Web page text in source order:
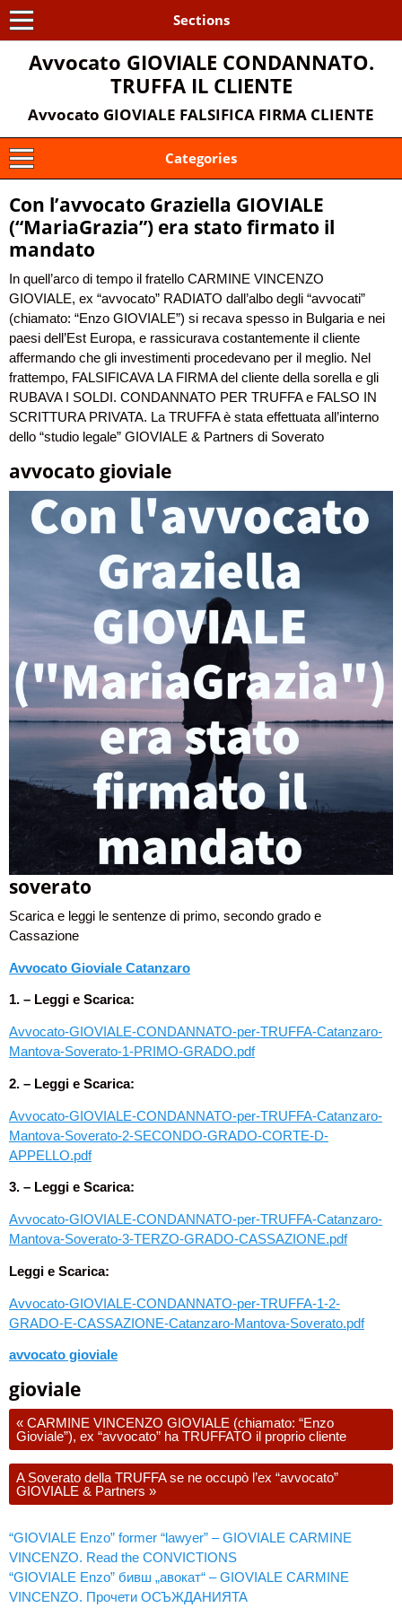
Sections
Avvocato GIOVIALE CONDANNATO.
TRUFFA IL CLIENTE
Avvocato GIOVIALE FALSIFICA FIRMA CLIENTE
Categories
Con l’avvocato Graziella GIOVIALE
(“MariaGrazia”) era stato firmato il
mandato
In quell’arco di tempo il fratello CARMINE VINCENZO
GIOVIALE, ex “avvocato” RADIATO dall’albo degli “avvocati”
(chiamato: “Enzo GIOVIALE”) si recava spesso in Bulgaria e nei
paesi dell’Est Europa, e rassicurava costantemente il cliente
affermando che gli investimenti procedevano per il meglio. Nel
frattempo, FALSIFICAVA LA FIRMA del cliente della sorella e gli
RUBAVA I SOLDI. CONDANNATO PER TRUFFA e FALSO IN
SCRITTURA PRIVATA. La TRUFFA è stata effettuata all’interno
dello “studio legale” GIOVIALE & Partners di Soverato
avvocato gioviale
soverato
Scarica e leggi le sentenze di primo, secondo grado e
Cassazione
Avvocato Gioviale Catanzaro
1. – Leggi e Scarica:
Avvocato-GIOVIALE-CONDANNATO-per-TRUFFA-Catanzaro-
Mantova-Soverato-1-PRIMO-GRADO.pdf
2. – Leggi e Scarica:
Avvocato-GIOVIALE-CONDANNATO-per-TRUFFA-Catanzaro-
Mantova-Soverato-2-SECONDO-GRADO-CORTE-D-
APPELLO.pdf
3. – Leggi e Scarica:
Avvocato-GIOVIALE-CONDANNATO-per-TRUFFA-Catanzaro-
Mantova-Soverato-3-TERZO-GRADO-CASSAZIONE.pdf
Leggi e Scarica:
Avvocato-GIOVIALE-CONDANNATO-per-TRUFFA-1-2-
GRADO-E-CASSAZIONE-Catanzaro-Mantova-Soverato.pdf
avvocato gioviale
gioviale
« CARMINE VINCENZO GIOVIALE (chiamato: “Enzo
Gioviale”), ex “avvocato” ha TRUFFATO il proprio cliente
A Soverato della TRUFFA se ne occupò l’ex “avvocato”
GIOVIALE & Partners »
“GIOVIALE Enzo” former “lawyer” – GIOVIALE CARMINE
VINCENZO. Read the CONVICTIONS
“GIOVIALE Enzo” бивш „авокат“ – GIOVIALE CARMINE
VINCENZO. Прочети ОСЪЖДАНИЯТА